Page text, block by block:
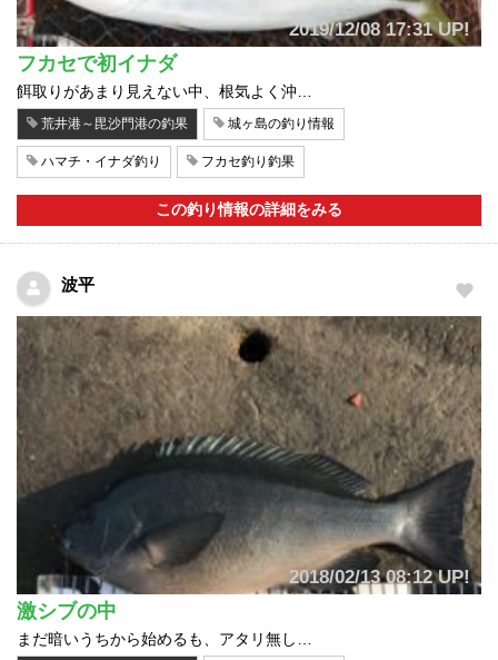
2019/12/08 17:31 UP!
フカセで初イナダ
餌取りがあまり見えない中、根気よく沖…
荒井港～毘沙門港の釣果 城ヶ島の釣り情報
ハマチ・イナダ釣り フカセ釣り釣果
この釣り情報の詳細をみる
波平
2018/02/13 08:12 UP!
激シブの中
まだ暗いうちから始めるも、アタリ無し…